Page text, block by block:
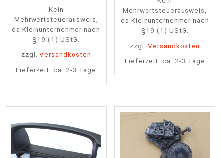
Kein
Mehrwertsteuerausweis,
da Kleinunternehmer nach
§19 (1) UStG.
zzgl. Versandkosten
Lieferzeit:ca. 2-3 Tage
Mehrwertsteuerausweis,
da Kleinunternehmer nach
§19 (1) UStG.
zzgl.Versandkosten
Lieferzeit: ca. 2-3 Tage